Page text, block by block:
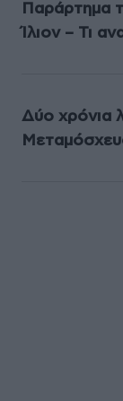
Παράρτημα
Ίλιον – Τι
Δύο χρόνια